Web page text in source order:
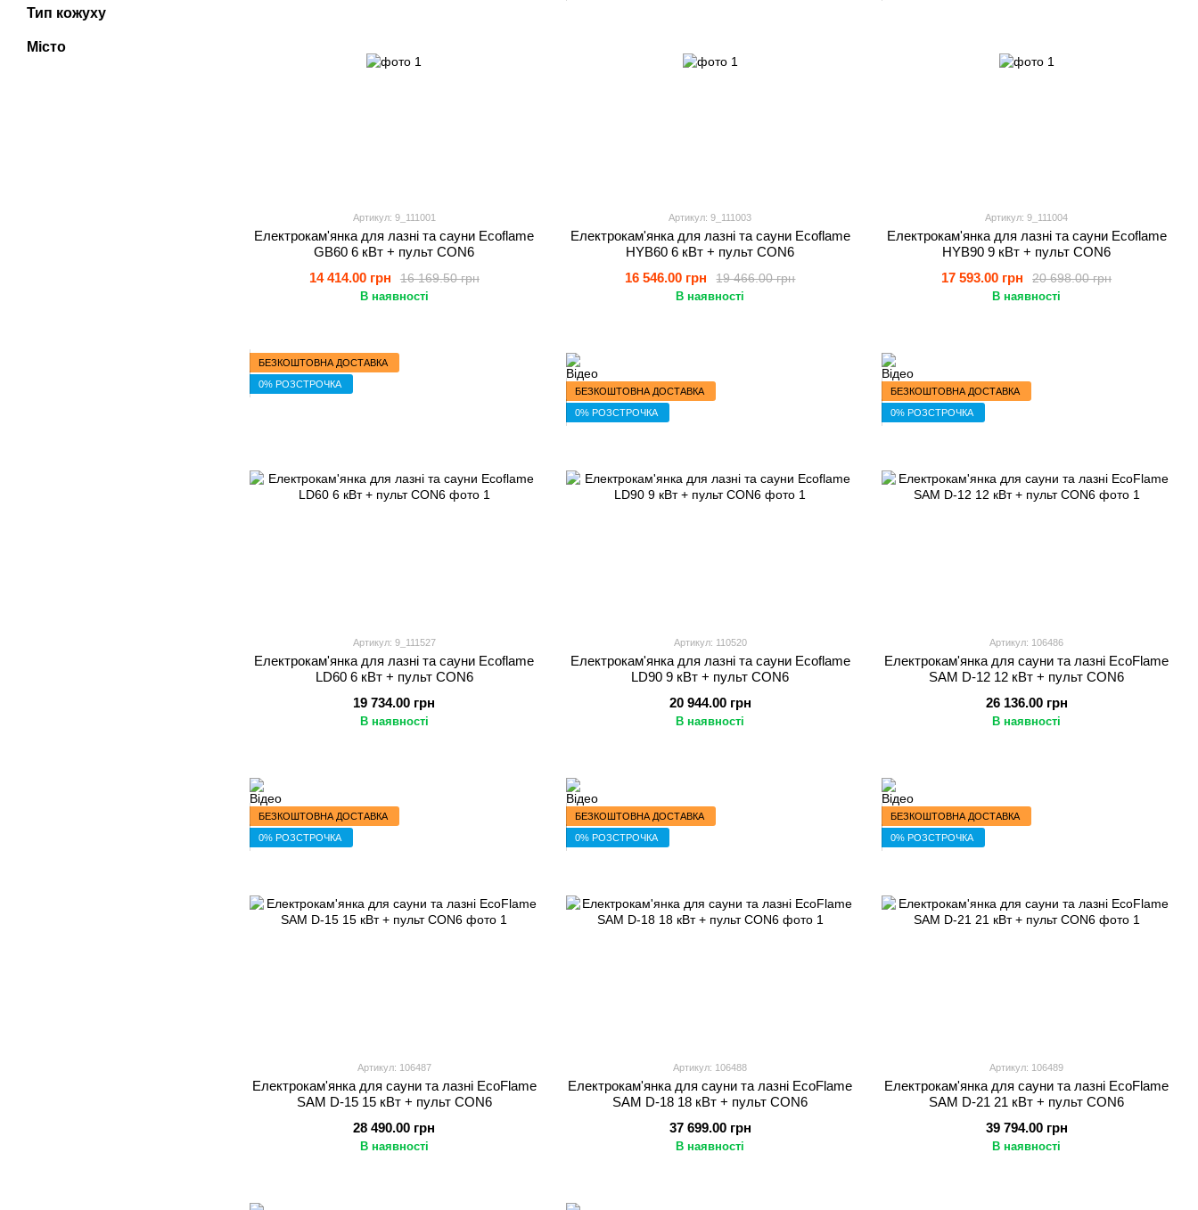
Артикул: 9_111001
Електрокам'янка для лазні та сауни Ecoflame
GB60 6 кВт + пульт CON6
16 169.50 грн
14 414.00 грн
В наявності
Артикул: 9_111003
Електрокам'янка для лазні та сауни Ecoflame
HYB60 6 кВт + пульт CON6
19 466.00 грн
16 546.00 грн
В наявності
Артикул: 9_111004
Електрокам'янка для лазні та сауни Ecoflame
HYB90 9 кВт + пульт CON6
20 698.00 грн
17 593.00 грн
В наявності
БЕЗКОШТОВНА ДОСТАВКА
0% РОЗСТРОЧКА
Артикул: 9_111527
Електрокам'янка для лазні та сауни Ecoflame
LD60 6 кВт + пульт CON6
19 734.00 грн
В наявності
БЕЗКОШТОВНА ДОСТАВКА
0% РОЗСТРОЧКА
Артикул: 110520
Електрокам'янка для лазні та сауни Ecoflame
LD90 9 кВт + пульт CON6
20 944.00 грн
В наявності
БЕЗКОШТОВНА ДОСТАВКА
0% РОЗСТРОЧКА
Артикул: 106486
Електрокам'янка для сауни та лазні EcoFlame
SAM D-12 12 кВт + пульт CON6
26 136.00 грн
В наявності
БЕЗКОШТОВНА ДОСТАВКА
0% РОЗСТРОЧКА
Артикул: 106487
Електрокам'янка для сауни та лазні EcoFlame
SAM D-15 15 кВт + пульт CON6
28 490.00 грн
В наявності
БЕЗКОШТОВНА ДОСТАВКА
0% РОЗСТРОЧКА
Артикул: 106488
Електрокам'янка для сауни та лазні EcoFlame
SAM D-18 18 кВт + пульт CON6
37 699.00 грн
В наявності
БЕЗКОШТОВНА ДОСТАВКА
0% РОЗСТРОЧКА
Артикул: 106489
Електрокам'янка для сауни та лазні EcoFlame
SAM D-21 21 кВт + пульт CON6
39 794.00 грн
В наявності
Тип кожуху
Місто